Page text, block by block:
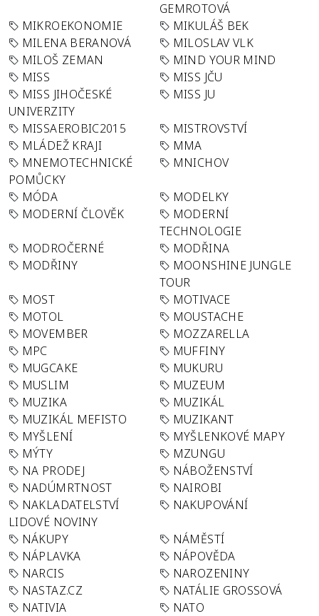
GEMROTOVÁ
MIKROEKONOMIE
MIKULÁŠ BEK
MILENA BERANOVÁ
MILOSLAV VLK
MILOŠ ZEMAN
MIND YOUR MIND
MISS
MISS JČU
MISS JIHOČESKÉ
UNIVERZITY
MISS JU
MISSAEROBIC2015
MISTROVSTVÍ
MLÁDEŽ KRAJI
MMA
MNEMOTECHNICKÉ
POMŮCKY
MNICHOV
MÓDA
MODELKY
MODERNÍ ČLOVĚK
MODERNÍ
TECHNOLOGIE
MODROČERNÉ
MODŘINA
MODŘINY
MOONSHINE JUNGLE
TOUR
MOST
MOTIVACE
MOTOL
MOUSTACHE
MOVEMBER
MOZZARELLA
MPC
MUFFINY
MUGCAKE
MUKURU
MUSLIM
MUZEUM
MUZIKA
MUZIKÁL
MUZIKÁL MEFISTO
MUZIKANT
MYŠLENÍ
MYŠLENKOVÉ MAPY
MÝTY
MZUNGU
NA PRODEJ
NÁBOŽENSTVÍ
NADÚMRTNOST
NAIROBI
NAKLADATELSTVÍ
LIDOVÉ NOVINY
NAKUPOVÁNÍ
NÁKUPY
NÁMĚSTÍ
NÁPLAVKA
NÁPOVĚDA
NARCIS
NAROZENINY
NASTAZ.CZ
NATÁLIE GROSSOVÁ
NATIVIA
NATO